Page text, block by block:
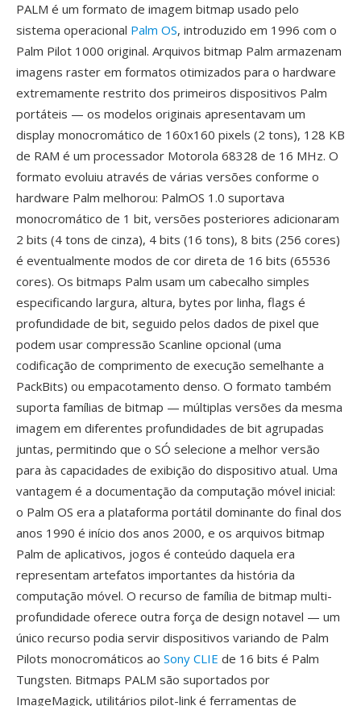
PALM é um formato de imagem bitmap usado pelo
sistema operacional Palm OS, introduzido em 1996 com o
Palm Pilot 1000 original. Arquivos bitmap Palm armazenam
imagens raster em formatos otimizados para o hardware
extremamente restrito dos primeiros dispositivos Palm
portáteis — os modelos originais apresentavam um
display monocromático de 160x160 pixels (2 tons), 128 KB
de RAM é um processador Motorola 68328 de 16 MHz. O
formato evoluiu através de várias versões conforme o
hardware Palm melhorou: PalmOS 1.0 suportava
monocromático de 1 bit, versões posteriores adicionaram
2 bits (4 tons de cinza), 4 bits (16 tons), 8 bits (256 cores)
é eventualmente modos de cor direta de 16 bits (65536
cores). Os bitmaps Palm usam um cabecalho simples
especificando largura, altura, bytes por linha, flags é
profundidade de bit, seguido pelos dados de pixel que
podem usar compressão Scanline opcional (uma
codificação de comprimento de execução semelhante a
PackBits) ou empacotamento denso. O formato também
suporta famílias de bitmap — múltiplas versões da mesma
imagem em diferentes profundidades de bit agrupadas
juntas, permitindo que o SÓ selecione a melhor versão
para às capacidades de exibição do dispositivo atual. Uma
vantagem é a documentação da computação móvel inicial:
o Palm OS era a plataforma portátil dominante do final dos
anos 1990 é início dos anos 2000, e os arquivos bitmap
Palm de aplicativos, jogos é conteúdo daquela era
representam artefatos importantes da história da
computação móvel. O recurso de família de bitmap multi-
profundidade oferece outra força de design notavel — um
único recurso podia servir dispositivos variando de Palm
Pilots monocromáticos ao Sony CLIE de 16 bits é Palm
Tungsten. Bitmaps PALM são suportados por
ImageMagick, utilitários pilot-link é ferramentas de